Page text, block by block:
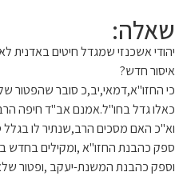
שאלה:
יהודי אשכנזי שמגדל חיטים
איסור חדש?
כי החזו"א,דמאי,יב,כ סובר שהפטור
כאלו גדל בחו"ל.אמנם אב"ד חיפה
וא"כ האם מסכים הרב,שנתיר לו
ספק כהבנת החזו"א ,ומקילים בחדש
וספק כהבנת המשנת-יעקב ,ופטור